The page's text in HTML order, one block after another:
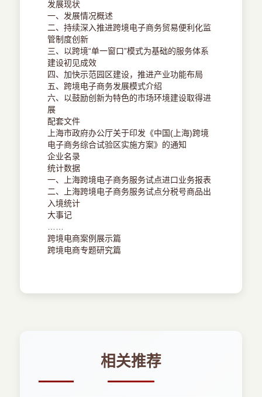
发展现状
一、发展情况概述
二、持续深入推进跨境电子商务贸易便利化监
管制度创新
三、以跨境“单一窗口”模式为基础的服务体系
建设初见成效
四、加快示范园区建设，推进产业功能布局
五、跨境电子商务发展模式介绍
六、以鼓励创新为特色的市场环境建设取得进
展
配套文件
上海市政府办公厅关于印发《中国(上海)跨境
电子商务综合试验区实施方案》的通知
企业名录
统计数据
一、上海跨境电子商务服务试点进口业务报表
二、上海跨境电子商务服务试点分税号商品出
入境统计
大事记
……
跨境电商案例展示篇
跨境电商专题研究篇
相关推荐